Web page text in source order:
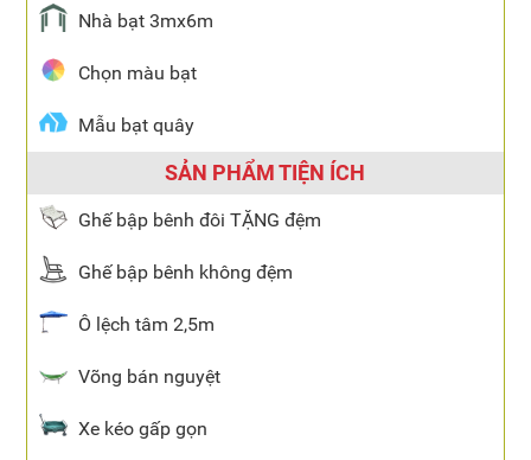
Nhà bạt 3mx6m
Chọn màu bạt
Mẫu bạt quây
SẢN PHẨM TIỆN ÍCH
Ghế bập bênh đôi TẶNG đệm
Ghế bập bênh không đệm
Ô lệch tâm 2,5m
Võng bán nguyệt
Xe kéo gấp gọn